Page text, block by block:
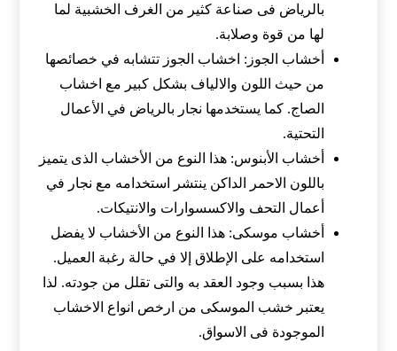
بالرياض فى صناعة كثير من الغرف الخشبية لما
لها من قوة وصلابة.
أخشاب الجوز: اخشاب الجوز تتشابه في خصائصها
من حيث اللون والالياف بشكل كبير مع اخشاب
الصاج. كما يستخدمها نجار بالرياض في الأعمال
التحتية.
أخشاب الأبنوس: هذا النوع من الأخشاب الذى يتميز
باللون الاحمر الداكن ينتشر استخدامه مع نجار في
أعمال التحف والاكسسوارات والانتيكات.
أخشاب موسكى: هذا النوع من الأخشاب لا يفضل
استخدامه على الإطلاق إلا في حالة رغبة العميل.
هذا بسبب وجود العقد به والتى تقلل من جودته. لذا
يعتبر خشب الموسكى من ارخص انواع الاخشاب
الموجودة فى الاسواق.